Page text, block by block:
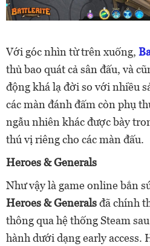
Với góc nhìn từ trên xuống,
thủ bao quát cả sân đấu, và
động khá lạ đời so với nhiều
các màn đánh đấm còn phụ
ngẫu nhiên khác được bày
thú vị riêng cho các màn đấu.
Heroes & Generals
Như vậy là game online bắn
Heroes & Generalsđã chính
thông qua hệ thống Steam
hành dưới dạng early access.